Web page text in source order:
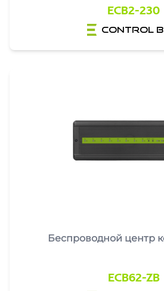
ECB2-230
control
Беспроводной центр
ECB62-ZB